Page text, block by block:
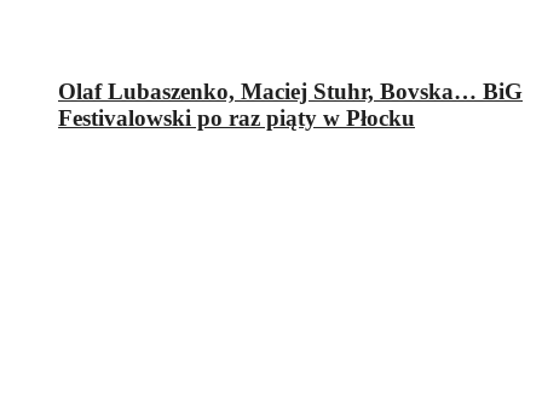
Olaf Lubaszenko, Maciej Stuhr, Bovska… BiG
Festivalowski po raz piąty w Płocku